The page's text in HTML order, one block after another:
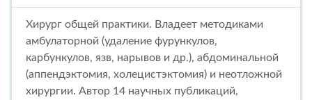
Хирург общей практики. Владеет методиками
амбулаторной (удаление фурункулов,
карбункулов, язв, нарывов и др.), абдоминальной
(аппендэктомия, холецистэктомия) и неотложной
хирургии. Автор 14 научных публикаций,